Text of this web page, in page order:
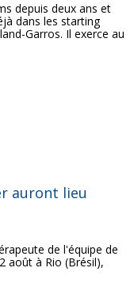
depuis deux ans et
dans les starting
Garros. Il exerce au
auront lieu
de l'équipe de
août à Rio (Brésil),